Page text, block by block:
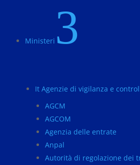
Ministeri 3
It Agenzie di vigilanza e
AGCM
AGCOM
Agenzia delle entrate
Anpal
Autorità di regolazione dei